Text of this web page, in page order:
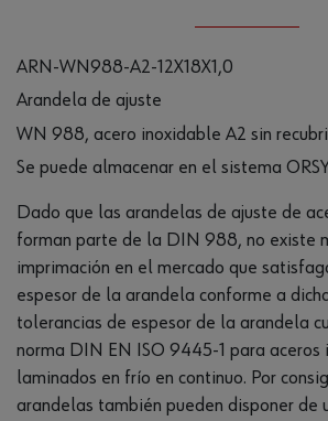
ARN-WN988-A2-12X18X1,0
Arandela de ajuste
WN 988, acero inoxidable A2 sin
Se puede almacenar en el sistema
Dado que las arandelas de ajuste de
forman parte de la DIN 988, no existe
imprimación en el mercado que
espesor de la arandela conforme a
tolerancias de espesor de la arandela
norma DIN EN ISO 9445-1 para aceros
laminados en frío en continuo. Por
arandelas también pueden disponer de